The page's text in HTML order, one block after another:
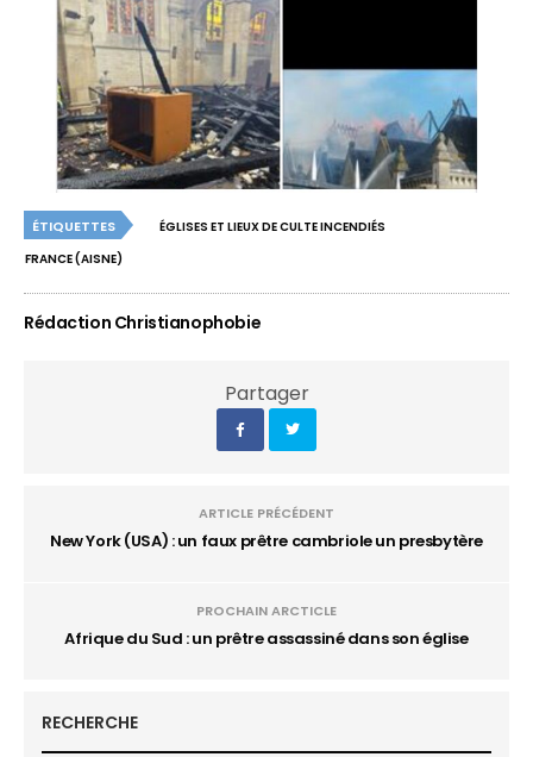
ÉTIQUETTES
ÉGLISES ET LIEUX DE CULTE INCENDIÉS
FRANCE (AISNE)
Rédaction Christianophobie
Partager
ARTICLE PRÉCÉDENT
New York (USA) : un faux prêtre cambriole un presbytère
PROCHAIN ARCTICLE
Afrique du Sud : un prêtre assassiné dans son église
RECHERCHE